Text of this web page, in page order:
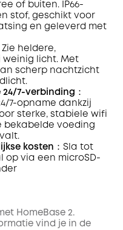
of buiten. IP66-
stof, geschikt voor
en geleverd met
Zie heldere,
weinig licht. Met
scherp nachtzicht
24/7-verbinding ：
7-opname dankzij
sterke, stabiele wifi
bekabelde voeding
kosten ：Sla tot
op via een microSD-
HomeBase 2.
vind je in de